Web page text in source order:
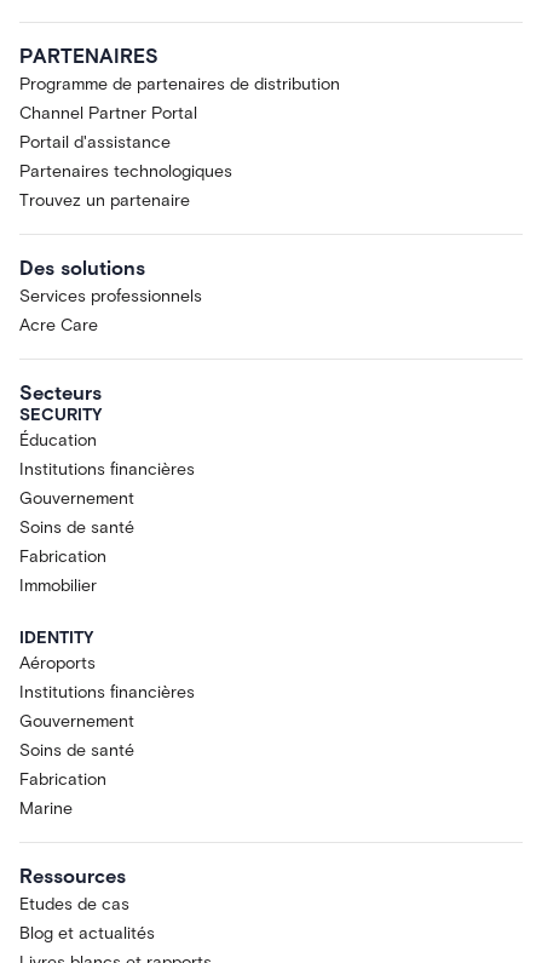
PARTENAIRES
Programme de partenaires de distribution
Channel Partner Portal
Portail d'assistance
Partenaires technologiques
Trouvez un partenaire
Des solutions
Services professionnels
Acre Care
Secteurs
SECURITY
Éducation
Institutions financières
Gouvernement
Soins de santé
Fabrication
Immobilier
IDENTITY
Aéroports
Institutions financières
Gouvernement
Soins de santé
Fabrication
Marine
Ressources
Etudes de cas
Blog et actualités